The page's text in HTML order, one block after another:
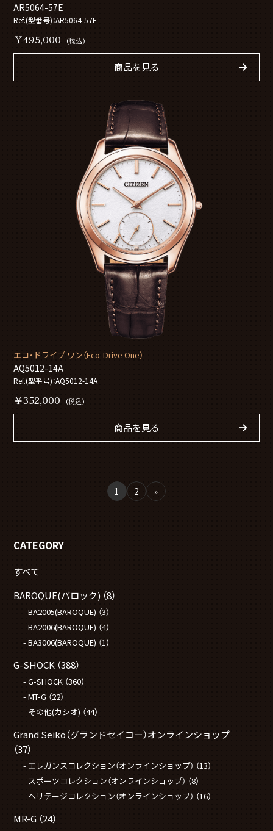
AR5064-57E
Ref.(型番号)：AR5064-57E
￥495,000 (税込)
商品を見る
エコ・ドライブ ワン（Eco-Drive One）
AQ5012-14A
Ref.(型番号)：AQ5012-14A
￥352,000 (税込)
商品を見る
1 2 »
CATEGORY
すべて
BAROQUE(バロック) （8）
BA2005(BAROQUE) （3）
BA2006(BAROQUE) （4）
BA3006(BAROQUE) （1）
G-SHOCK （388）
G-SHOCK （360）
MT-G （22）
その他(カシオ) （44）
Grand Seiko（グランドセイコー）オンラインショップ
（37）
エレガンスコレクション（オンラインショップ） （13）
スポーツコレクション（オンラインショップ） （8）
ヘリテージコレクション（オンラインショップ） （16）
MR-G （24）